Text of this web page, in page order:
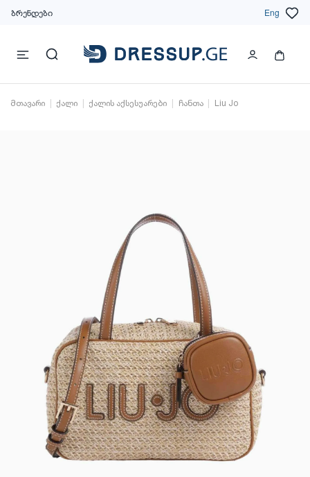
ბრენდები Eng
მთავარი ქალი ქალის აქსესუარები ჩანთა Liu Jo